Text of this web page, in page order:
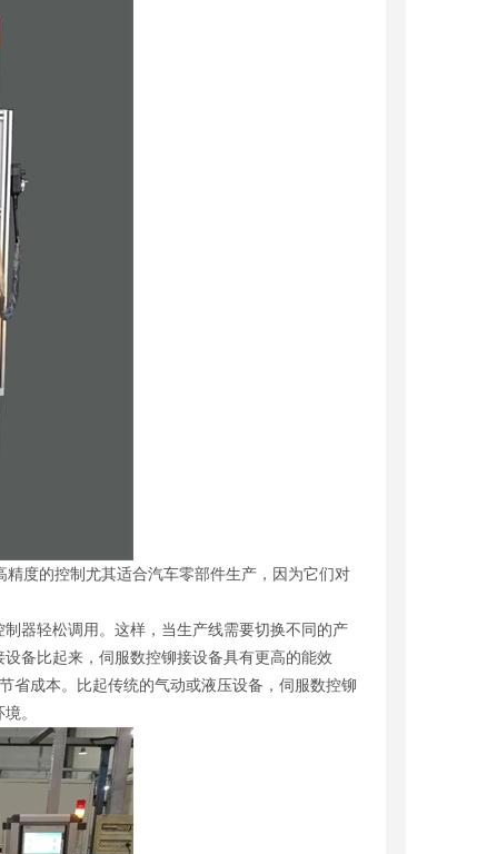
度的控制尤其适合汽车零部件生产，因为它们对
器轻松调用。这样，当生产线需要切换不同的产
备比起来，伺服数控铆接设备具有更高的能效
省成本。比起传统的气动或液压设备，伺服数控铆
。